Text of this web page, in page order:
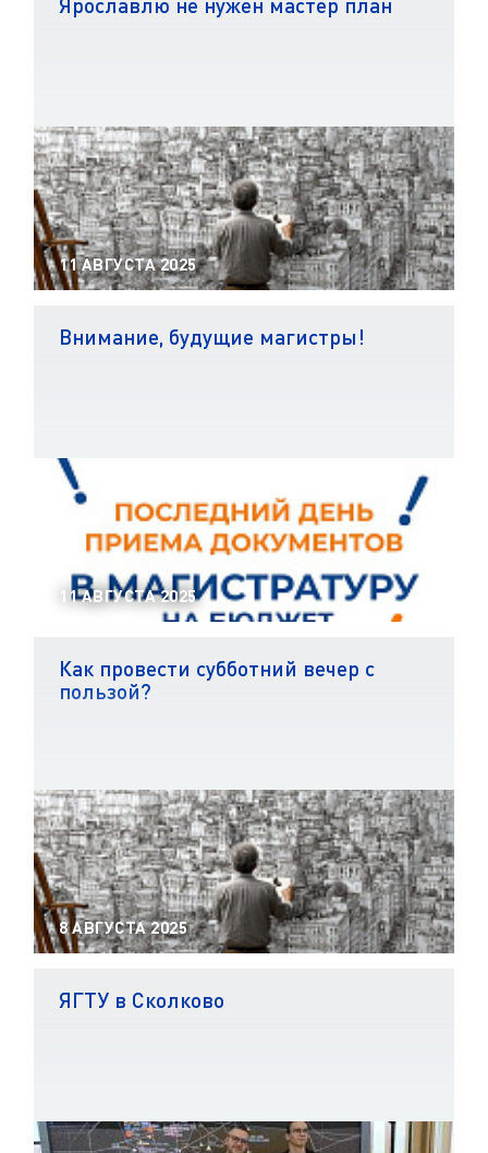
Ярославлю не нужен мастер план
11 АВГУСТА 2025
Внимание, будущие магистры!
11 АВГУСТА 2025
Как провести субботний вечер с
пользой?
8 АВГУСТА 2025
ЯГТУ в Сколково